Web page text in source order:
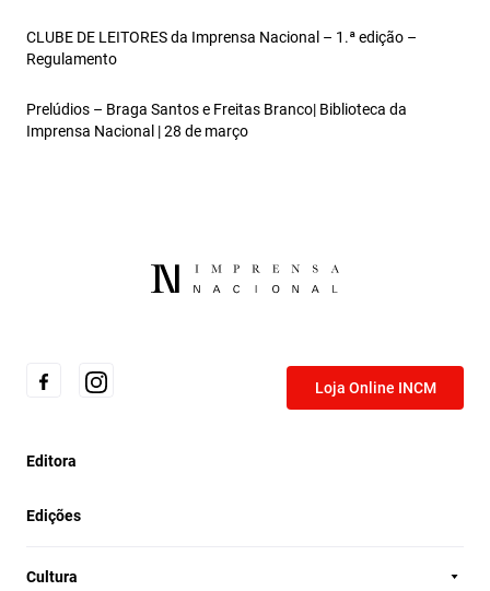
CLUBE DE LEITORES da Imprensa Nacional – 1.ª edição –
Regulamento
Prelúdios – Braga Santos e Freitas Branco| Biblioteca da
Imprensa Nacional | 28 de março
Loja Online INCM
Editora
Edições
Cultura